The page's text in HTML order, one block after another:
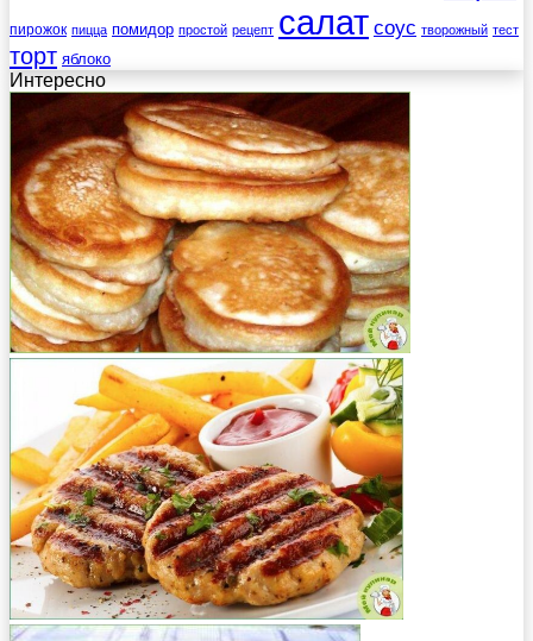
пирожок пицца помидор простой рецепт салат соус творожный тест
торт яблоко
Интересно